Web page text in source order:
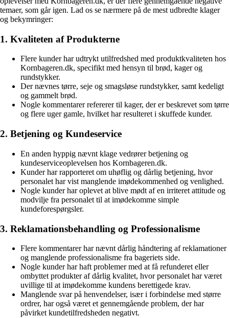
temaer, som går igen. Lad os se nærmere på de mest udbredte klager
og bekymringer:
1. Kvaliteten af Produkterne
Flere kunder har udtrykt utilfredshed med produktkvaliteten hos
Kornbageren.dk, specifikt med hensyn til brød, kager og
rundstykker.
Der nævnes tørre, seje og smagsløse rundstykker, samt kedeligt
og gammelt brød.
Nogle kommentarer refererer til kager, der er beskrevet som tørre
og flere uger gamle, hvilket har resulteret i skuffede kunder.
2. Betjening og Kundeservice
En anden hyppig nævnt klage vedrører betjening og
kundeserviceoplevelsen hos Kornbageren.dk.
Kunder har rapporteret om uhøflig og dårlig betjening, hvor
personalet har vist manglende imødekommenhed og venlighed.
Nogle kunder har oplevet at blive mødt af en irriteret attitude og
modvilje fra personalet til at imødekomme simple
kundeforespørgsler.
3. Reklamationsbehandling og Professionalisme
Flere kommentarer har nævnt dårlig håndtering af reklamationer
og manglende professionalisme fra bageriets side.
Nogle kunder har haft problemer med at få refunderet eller
ombyttet produkter af dårlig kvalitet, hvor personalet har været
uvillige til at imødekomme kundens berettigede krav.
Manglende svar på henvendelser, især i forbindelse med større
ordrer, har også været et gennemgående problem, der har
påvirket kundetilfredsheden negativt.